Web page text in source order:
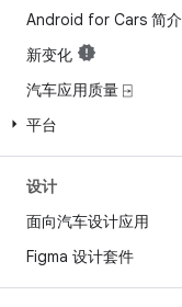
Android for Cars 简介
新变化
汽车应用质量 ⍈
平台
设计
面向汽车设计应用
Figma 设计套件